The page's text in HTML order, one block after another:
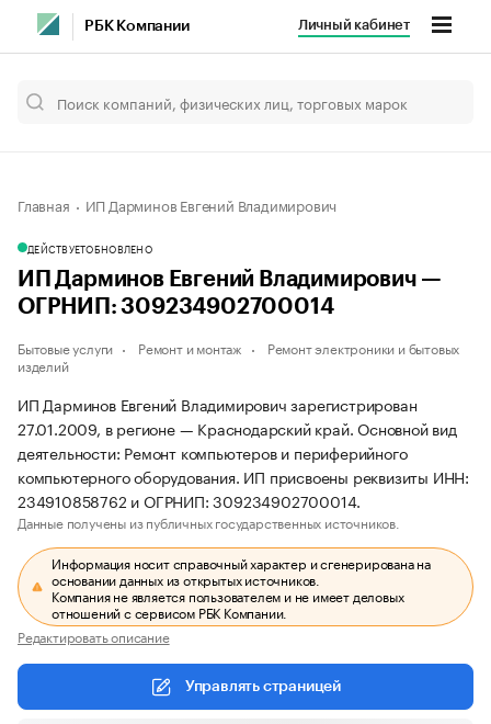
РБК Компании Личный кабинет
Главная ИП Дарминов Евгений Владимирович
ДЕЙСТВУЕТОБНОВЛЕНО
ИП Дарминов Евгений Владимирович —
ОГРНИП: 309234902700014
Бытовые услуги Ремонт и монтаж
Ремонт электроники и бытовых
изделий
ИП Дарминов Евгений Владимирович зарегистрирован
27.01.2009, в регионе — Краснодарский край. Основной вид
деятельности: Ремонт компьютеров и периферийного
компьютерного оборудования. ИП присвоены реквизиты ИНН:
234910858762 и ОГРНИП: 309234902700014.
Данные получены из публичных государственных источников.
Информация носит справочный характер и сгенерирована на
основании данных из открытых источников.
Компания не является пользователем и не имеет деловых
отношений с сервисом РБК Компании.
Редактировать описание
Управлять страницей